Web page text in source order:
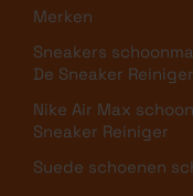
Merken
Sneakers
De Sneaker Reiniger
Nike Air Max
Sneaker Reiniger
Suede schoenen